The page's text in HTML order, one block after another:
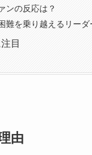
ンの反応は？
難を乗り越えるリーダ
目
由